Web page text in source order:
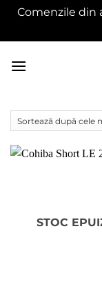
Comenzile din
STOC